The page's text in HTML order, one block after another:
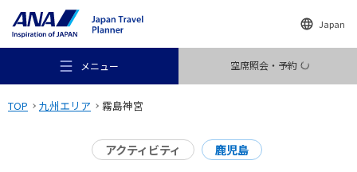
Japan
メニュー 空席照会・予約
TOP 九州エリア 霧島神宮
アクティビティ 鹿児島